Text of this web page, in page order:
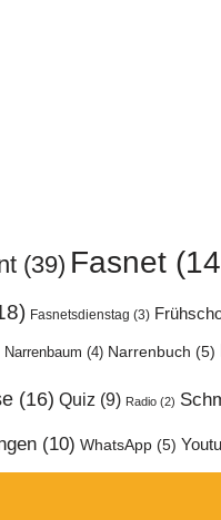
(39) Fasnet
Fasnetsdienstag (3)
Narrenbaum (4) Narrenbuch (5)
(16) Quiz (9) Radio (2)
(10) WhatsApp (5)